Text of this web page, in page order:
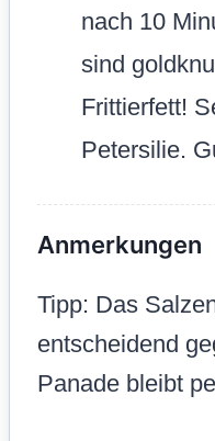
nach 10
sind
Frittierfett!
Petersilie.
Anmerkungen
Tipp: Das
entscheidend
Panade bleibt